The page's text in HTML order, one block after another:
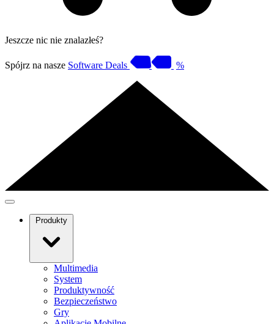
Jeszcze nic nie znalazłeś?
Spójrz na nasze Software Deals %
Produkty
Multimedia
System
Produktywność
Bezpieczeństwo
Gry